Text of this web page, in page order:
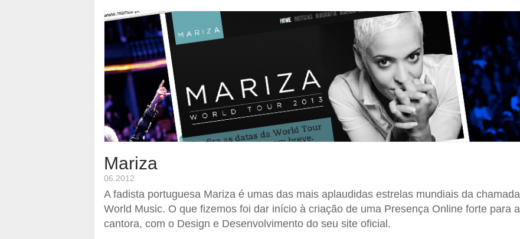
Mariza
06.2012
A fadista portuguesa Mariza é umas das mais aplaudidas estrelas mundiais da chamada
World Music. O que fizemos foi dar início à criação de uma Presença Online forte para a
cantora, com o Design e Desenvolvimento do seu site oficial.